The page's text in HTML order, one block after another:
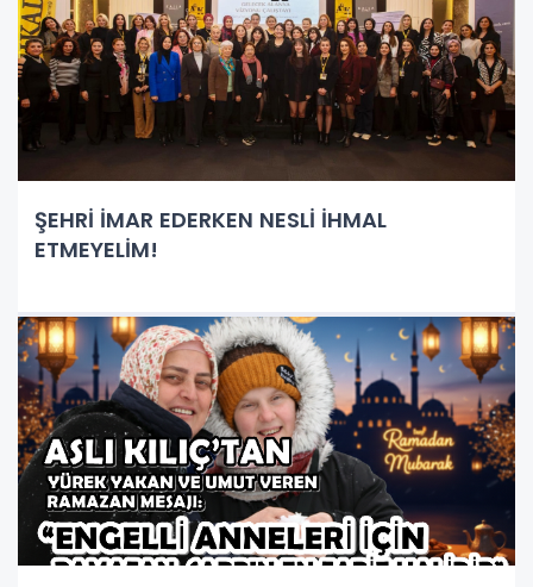
ŞEHRİ İMAR EDERKEN NESLİ İHMAL
ETMEYELİM!